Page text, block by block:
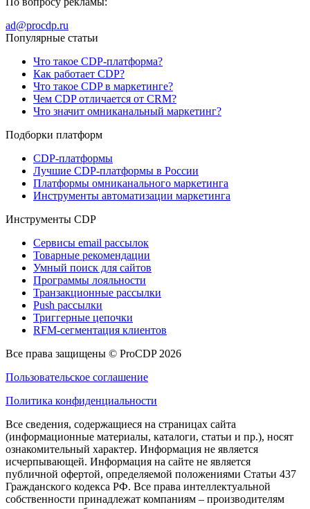
ad@procdp.ru
Популярные статьи
Что такое CDP-платформа?
Как работает CDP?
Что такое CDP в маркетинге?
Чем CDP отличается от CRM?
Что значит омниканальный маркетинг?
Подборки платформ
CDP-платформы
Лучшие CDP-платформы в России
Платформы омниканального маркетинга
Инструменты автоматизации маркетинга
Инструменты CDP
Сервисы email рассылок
Товарные рекомендации
Умный поиск для сайтов
Программы лояльности
Транзакционные рассылки
Push рассылки
Триггерные цепочки
RFM-сегментация клиентов
Все права защищены © ProCDP 2026
Пользовательское соглашение
Политика конфиденциальности
Все сведения, содержащиеся на страницах сайта
(информационные материалы, каталоги, статьи и пр.), носят
ознакомительный характер. Информация не является
исчерпывающей. Информация на сайте не является
публичной офертой, определяемой положениями Статьи 437
Гражданского кодекса РФ. Все права интеллектуальной
собственности принадлежат компаниям – производителям